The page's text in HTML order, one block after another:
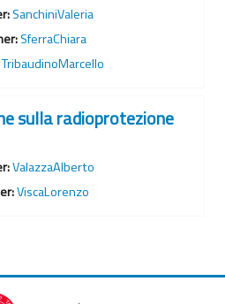
SanchiniValeria
SferraChiara
TribaudinoMarcello
sulla radioprotezione
ValazzaAlberto
ViscaLorenzo